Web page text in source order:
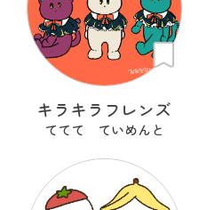
キラキラフレンズ
ててて ていめんと